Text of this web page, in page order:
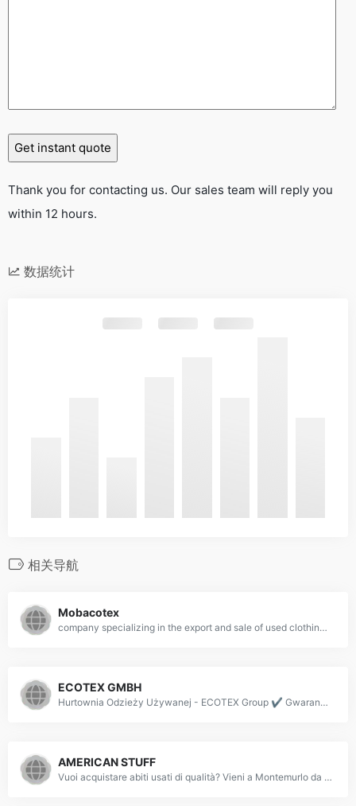
Thank you for contacting us. Our sales team will reply you
within 12 hours.
数据统计
相关导航
Mobacotex
company specializing in the export and sale of used clothing and second hand clothes and shoes wholesale in Spain. Used clothing store. Best quality of Second hand clothes.
ECOTEX GMBH
Hurtownia Odzieży Używanej - ECOTEX Group ✔️ Gwarancja wysokiej jakości odzieży niesortowanej i sortowanej ✔️ Certyfikat TÜV Rheinland - Sprawdź naszą ofertę!
AMERICAN STUFF
Vuoi acquistare abiti usati di qualità? Vieni a Montemurlo da American Stuff Research per scoprire il nostro servizio di import ed export di abiti vintage.